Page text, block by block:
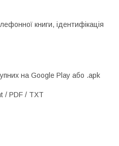
книги, ідентифікація
на Google Play або .apk
/ PDF / TXT